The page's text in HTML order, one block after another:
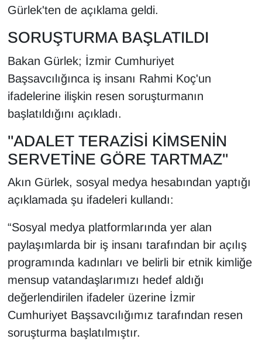
Gürlek'ten de açıklama geldi.
SORUŞTURMA BAŞLATILDI
Bakan Gürlek; İzmir Cumhuriyet
Başsavcılığınca iş insanı Rahmi Koç'un
ifadelerine ilişkin resen soruşturmanın
başlatıldığını açıkladı.
"ADALET TERAZİSİ KİMSENİN
SERVETİNE GÖRE TARTMAZ"
Akın Gürlek, sosyal medya hesabından yaptığı
açıklamada şu ifadeleri kullandı:
“Sosyal medya platformlarında yer alan
paylaşımlarda bir iş insanı tarafından bir açılış
programında kadınları ve belirli bir etnik kimliğe
mensup vatandaşlarımızı hedef aldığı
değerlendirilen ifadeler üzerine İzmir
Cumhuriyet Başsavcılığımız tarafından resen
soruşturma başlatılmıştır.
MAGAZİN
MEDYA
ONE EKONOMİ
POLİTİKA
RÖPORTAJ
SAĞLIK
Sinema - TV
SİYASET
SPOR
TEBRİK